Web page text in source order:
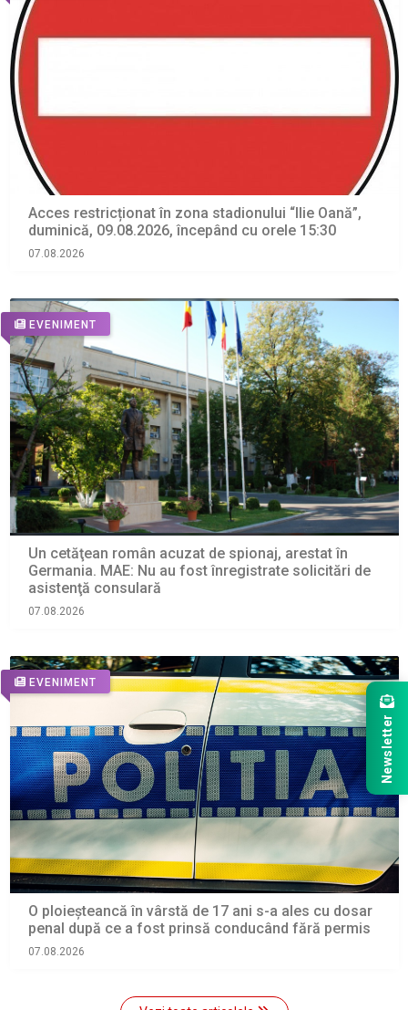
Acces restricționat în zona stadionului “Ilie Oană”,
duminică, 09.08.2026, începând cu orele 15:30
07.08.2026
EVENIMENT
Un cetăţean român acuzat de spionaj, arestat în
Germania. MAE: Nu au fost înregistrate solicitări de
asistenţă consulară
07.08.2026
EVENIMENT
O ploieșteancă în vârstă de 17 ani s-a ales cu dosar
penal după ce a fost prinsă conducând fără permis
07.08.2026
Newsletter